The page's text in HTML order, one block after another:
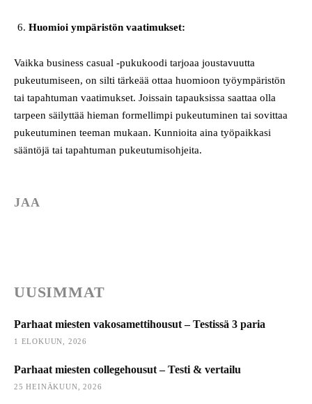
Huomioi ympäristön vaatimukset:
Vaikka business casual -pukukoodi tarjoaa joustavuutta
pukeutumiseen, on silti tärkeää ottaa huomioon työympäristön
tai tapahtuman vaatimukset. Joissain tapauksissa saattaa olla
tarpeen säilyttää hieman formellimpi pukeutuminen tai sovittaa
pukeutuminen teeman mukaan. Kunnioita aina työpaikkasi
sääntöjä tai tapahtuman pukeutumisohjeita.
JAA
UUSIMMAT
Parhaat miesten vakosamettihousut – Testissä 3 paria
1 ELOKUUN, 2026
Parhaat miesten collegehousut – Testi & vertailu
25 HEINÄKUUN, 2026